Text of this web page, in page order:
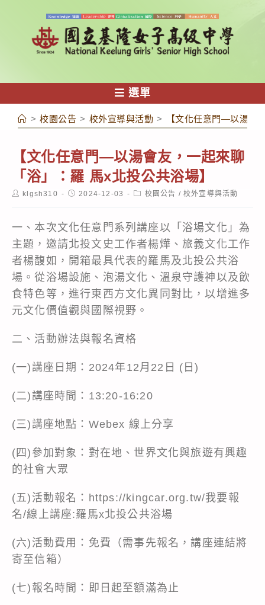
容
選單
> 校園公告 > 校外宣導與活動 > 【文化任意門—以湯會
【文化任意門—以湯會友，一起來聊
「浴」：羅 馬x北投公共浴場】
Postklgsh310
Post2024-12-03
Post校園公告 / 校外宣導與活動
一、本次文化任意門系列講座以「浴場文化」為
主題，邀請北投文史工作者楊燁、旅義文化工作
者楊馥如，開箱最具代表的羅馬及北投公共浴
場。從浴場設施、泡湯文化、溫泉守護神以及飲
食特色等，進行東西方文化異同對比，以增進多
元文化價值觀與國際視野。
二、活動辦法與報名資格
(一)講座日期：2024年12月22日 (日)
(二)講座時間：13:20-16:20
(三)講座地點：Webex 線上分享
(四)參加對象：對在地、世界文化與旅遊有興趣
的社會大眾
(五)活動報名：https://kingcar.org.tw/我要報
名/線上講座:羅馬x北投公共浴場
(六)活動費用：免費（需事先報名，講座連結將
寄至信箱）
(七)報名時間：即日起至額滿為止